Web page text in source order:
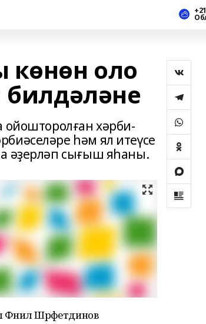
көнөн оло
ойошторолған хәрби-
һәм ял итеүсе
әҙерләп сығыш яһаны.
Шәрәфетдинов